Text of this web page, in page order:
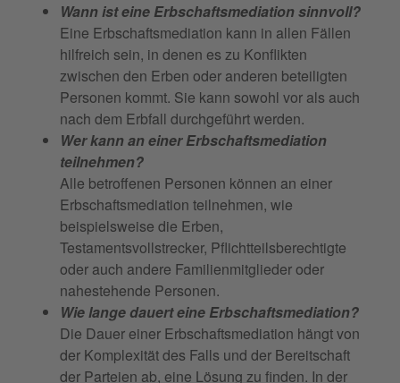
Wann ist eine Erbschaftsmediation sinnvoll?
Eine Erbschaftsmediation kann in allen Fällen
hilfreich sein, in denen es zu Konflikten
zwischen den Erben oder anderen beteiligten
Personen kommt. Sie kann sowohl vor als auch
nach dem Erbfall durchgeführt werden.
Wer kann an einer Erbschaftsmediation
teilnehmen?
Alle betroffenen Personen können an einer
Erbschaftsmediation teilnehmen, wie
beispielsweise die Erben,
Testamentsvollstrecker, Pflichtteilsberechtigte
oder auch andere Familienmitglieder oder
nahestehende Personen.
Wie lange dauert eine Erbschaftsmediation?
Die Dauer einer Erbschaftsmediation hängt von
der Komplexität des Falls und der Bereitschaft
der Parteien ab, eine Lösung zu finden. In der